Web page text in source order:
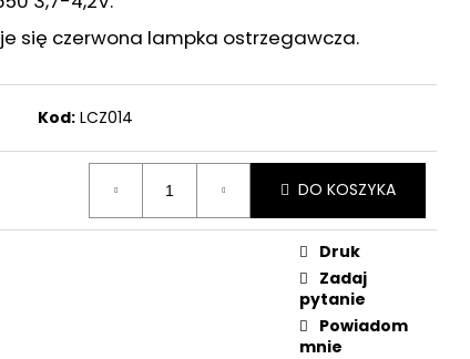
się czerwona lampka ostrzegawcza.
Kod: LCZ014
DO KOSZYKA
Druk
Zadaj
pytanie
Powiadom
mnie
16" - 1 SZT.